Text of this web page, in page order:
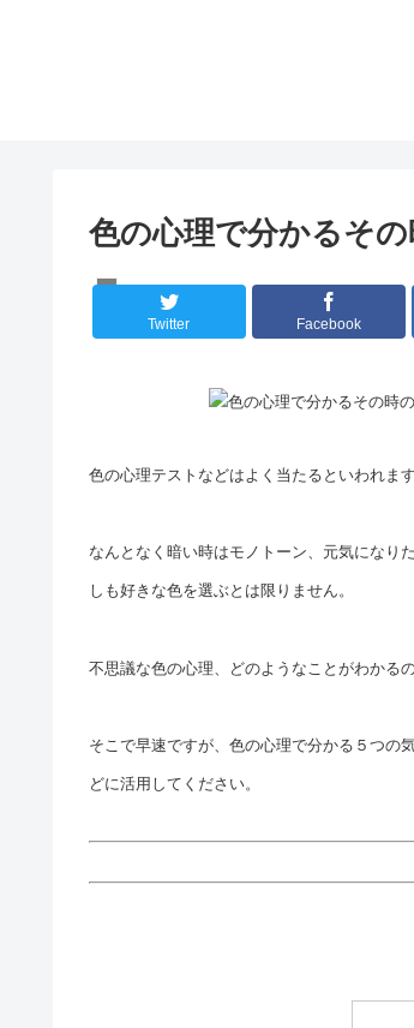
色の心理で分かるそ
人間の心理
Twitter Facebook
色の心理テストなどはよく当たるといわれま
なんとなく暗い時はモノトーン、元気になり
しも好きな色を選ぶとは限りません。
不思議な色の心理、どのようなことがわかる
そこで早速ですが、色の心理で分かる５つの
どに活用してください。